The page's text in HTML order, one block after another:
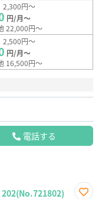
2,300円～
円/月～
22,000円～
2,500円～
円/月～
16,500円～
電話する
202(No.721802)